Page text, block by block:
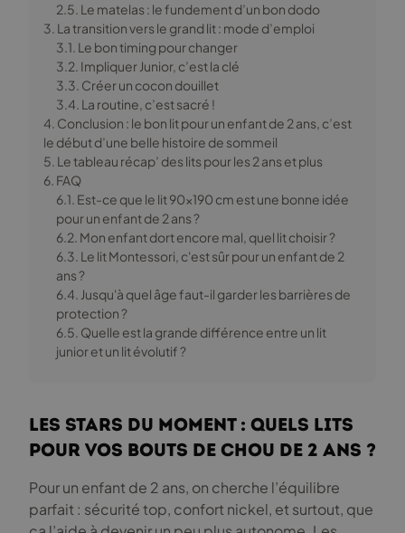
2.5. Le matelas : le fundement d’un bon dodo
3. La transition vers le grand lit : mode d’emploi
3.1. Le bon timing pour changer
3.2. Impliquer Junior, c’est la clé
3.3. Créer un cocon douillet
3.4. La routine, c’est sacré !
4. Conclusion : le bon lit pour un enfant de 2 ans, c’est
le début d’une belle histoire de sommeil
5. Le tableau récap’ des lits pour les 2 ans et plus
6. FAQ
6.1. Est-ce que le lit 90×190 cm est une bonne idée
pour un enfant de 2 ans ?
6.2. Mon enfant dort encore mal, quel lit choisir ?
6.3. Le lit Montessori, c'est sûr pour un enfant de 2
ans ?
6.4. Jusqu'à quel âge faut-il garder les barrières de
protection ?
6.5. Quelle est la grande différence entre un lit
junior et un lit évolutif ?
Les stars du moment : quels lits
pour vos bouts de chou de 2 ans ?
Pour un enfant de 2 ans, on cherche l’équilibre
parfait : sécurité top, confort nickel, et surtout, que